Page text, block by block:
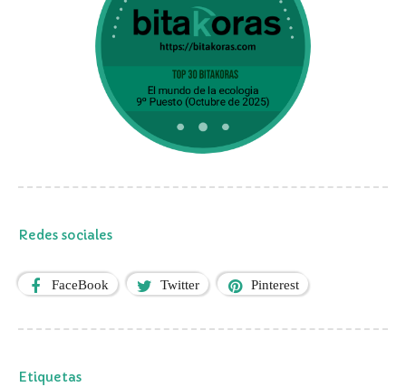
Redes sociales
FaceBook Twitter Pinterest
Etiquetas